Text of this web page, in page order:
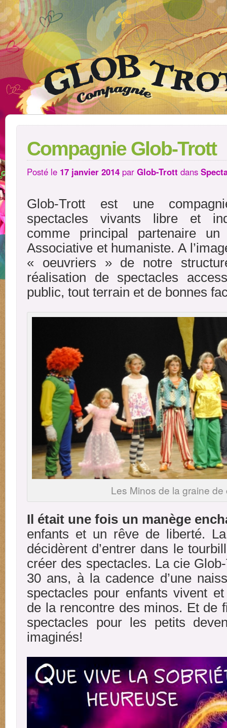
Compagnie Glob-Trott
Posté le 17 janvier 2014 par Glob-Trott dans
Glob-Trott est une
spectacles vivants libre et
comme principal partenaire un
Associative et humaniste. A
« oeuvriers » de notre
réalisation de spectacles
public, tout terrain et de bonnes
Les Minos de la graine de
Il était une fois un manège
enfants et un rêve de liberté.
décidèrent d’entrer dans le
créer des spectacles. La cie
30 ans, à la cadence d’une
spectacles pour enfants vivent
de la rencontre des minos. Et de
spectacles pour les petits
imaginés!